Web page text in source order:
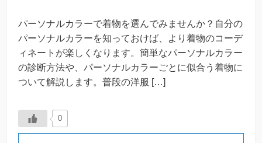
パーソナルカラーで着物を選んでみませんか？自分の
パーソナルカラーを知っておけば、より着物のコーデ
ィネートが楽しくなります。簡単なパーソナルカラー
の診断方法や、パーソナルカラーごとに似合う着物に
ついて解説します。普段の洋服 […]
0